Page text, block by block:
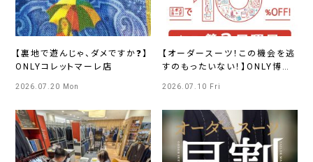
【裏地で遊んじゃ、ダメですか❓】
ONLYコレットマーレ店
2026.07.20 Mon
【オーダースーツ！この機会を逃
すのもったいない！】ONLY博多
2026.07.10 Fri